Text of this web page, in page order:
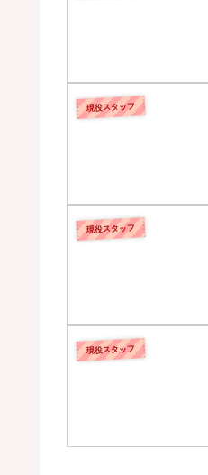
現役スタッフ
現役スタッフ
現役スタッフ